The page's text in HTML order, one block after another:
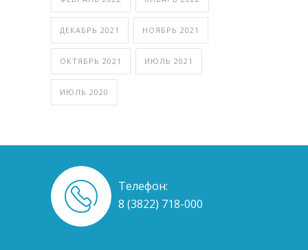
ДЕКАБРЬ 2021 НОЯБРЬ 2021
ОКТЯБРЬ 2021 ИЮЛЬ 2021
ИЮЛЬ 2020
Телефон:
8 (3822) 718-000